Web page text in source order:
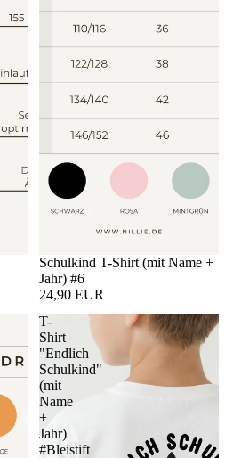
Schulkind T-Shirt (mit Name +
Jahr) #6
24,90 EUR
T-
Shirt
"Endlich
Schulkind"
(mit
Name
+
Jahr)
#Bleistift